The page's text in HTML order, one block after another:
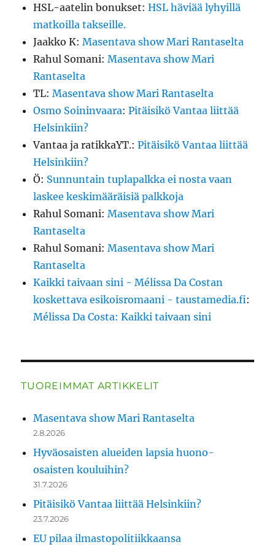
HSL-aatelin bonukset:HSL häviää lyhyillä
matkoilla takseille.
Jaakko K:Masentava show Mari Rantaselta
Rahul Somani:Masentava show Mari
Rantaselta
TL:Masentava show Mari Rantaselta
Osmo Soininvaara:Pitäisikö Vantaa liittää
Helsinkiin?
Vantaa ja ratikkaYT.:Pitäisikö Vantaa liittää
Helsinkiin?
Ö: Sunnuntain tuplapalkka ei nosta vaan
laskee keskimääräisiä palkkoja
Rahul Somani:Masentava show Mari
Rantaselta
Rahul Somani:Masentava show Mari
Rantaselta
Kaikki taivaan sini - Mélissa Da Costan
koskettava esikoisromaani - taustamedia.fi:
Mélissa Da Costa: Kaikki taivaan sini
TUOREIMMAT ARTIKKELIT
Masentava show Mari Rantaselta
2.8.2026
Hyväosaisten alueiden lapsia huono-
osaisten kouluihin?
31.7.2026
Pitäisikö Vantaa liittää Helsinkiin?
23.7.2026
EU pilaa ilmastopolitiikkaansa